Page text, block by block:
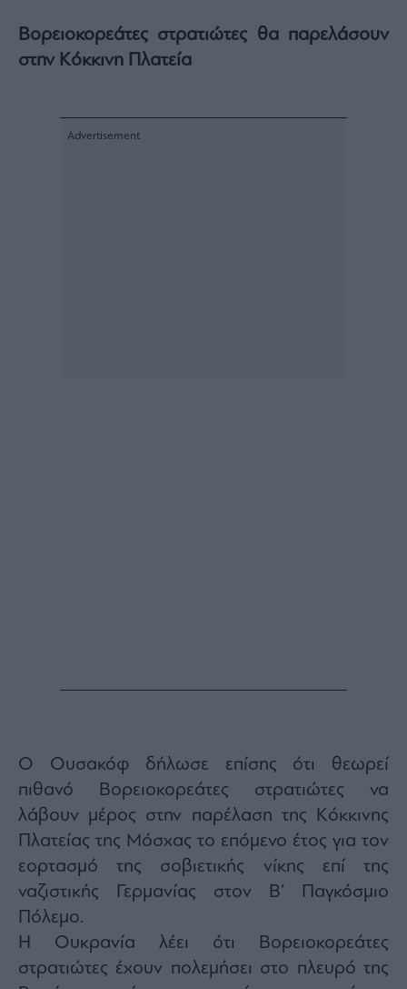
Βορειοκορεάτες στρατιώτες θα παρελάσουν
στην Κόκκινη Πλατεία
Ο Ουσακόφ δήλωσε επίσης ότι θεωρεί
πιθανό Βορειοκορεάτες στρατιώτες να
λάβουν μέρος στην παρέλαση της Κόκκινης
Πλατείας της Μόσχας το επόμενο έτος για τον
εορτασμό της σοβιετικής νίκης επί της
ναζιστικής Γερμανίας στον Β’ Παγκόσμιο
Πόλεμο.
Η Ουκρανία λέει ότι Βορειοκορεάτες
στρατιώτες έχουν πολεμήσει στο πλευρό της